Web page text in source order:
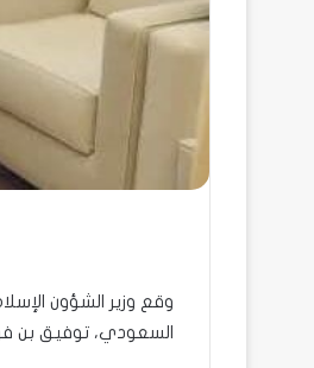
وقع وزير الشؤون
السعودي، توفيق بن فوزان